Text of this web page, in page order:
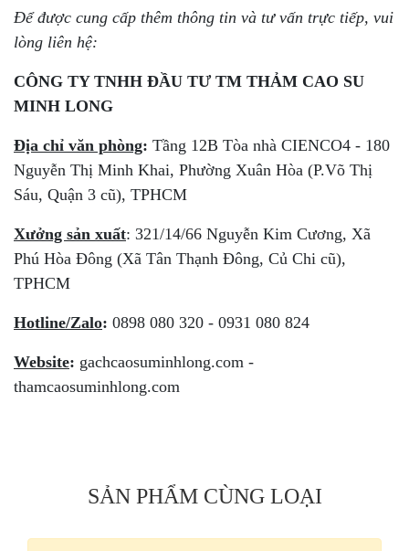
Để được cung cấp thêm thông tin và tư vấn trực tiếp, vui
lòng liên hệ:
CÔNG TY TNHH ĐẦU TƯ TM THẢM CAO SU
MINH LONG
Địa chỉ văn phòng: Tầng 12B Tòa nhà CIENCO4 - 180
Nguyễn Thị Minh Khai, Phường Xuân Hòa (P.Võ Thị
Sáu, Quận 3 cũ), TPHCM
Xưởng sản xuất: 321/14/66 Nguyễn Kim Cương, Xã
Phú Hòa Đông (Xã Tân Thạnh Đông, Củ Chi cũ),
TPHCM
Hotline/Zalo: 0898 080 320 - 0931 080 824
Website: gachcaosuminhlong.com -
thamcaosuminhlong.com
SẢN PHẨM CÙNG LOẠI